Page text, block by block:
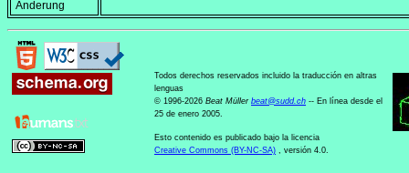
Änderung
Todos derechos reservados incluido la traducción en altras
lenguas
© 1996-2026 Beat Müller beat@sudd.ch -- En línea desde el
25 de enero 2005.
Esto contenido es publicado bajo la licencia
Creative Commons (BY-NC-SA) , versión 4.0.